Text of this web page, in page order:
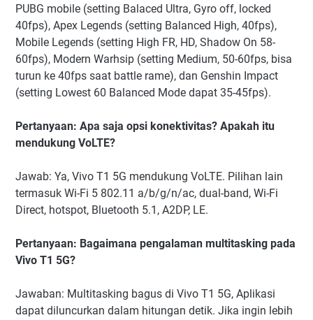
PUBG mobile (setting Balaced Ultra, Gyro off, locked
40fps), Apex Legends (setting Balanced High, 40fps),
Mobile Legends (setting High FR, HD, Shadow On 58-
60fps), Modern Warhsip (setting Medium, 50-60fps, bisa
turun ke 40fps saat battle rame), dan Genshin Impact
(setting Lowest 60 Balanced Mode dapat 35-45fps).
Pertanyaan: Apa saja opsi konektivitas? Apakah itu
mendukung VoLTE?
Jawab: Ya, Vivo T1 5G mendukung VoLTE. Pilihan lain
termasuk Wi-Fi 5 802.11 a/b/g/n/ac, dual-band, Wi-Fi
Direct, hotspot, Bluetooth 5.1, A2DP, LE.
Pertanyaan: Bagaimana pengalaman multitasking pada
Vivo T1 5G?
Jawaban: Multitasking bagus di Vivo T1 5G, Aplikasi
dapat diluncurkan dalam hitungan detik. Jika ingin lebih